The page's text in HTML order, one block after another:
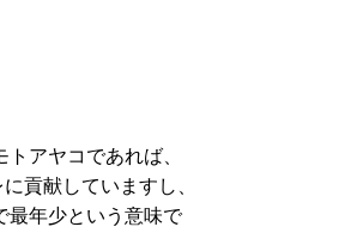
アヤコであれば、
貢献していますし、
最年少という意味で